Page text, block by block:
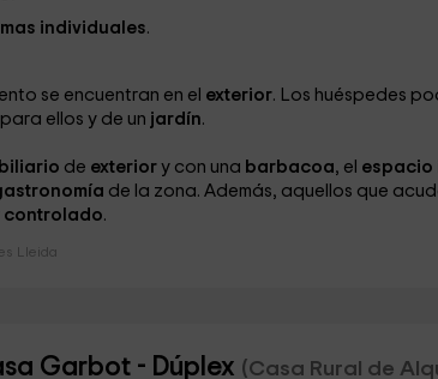
individuales.
se encuentran en el exterior. Los huéspedes
ellos y de un jardín.
de exterior y con una barbacoa, el espacio
de la zona. Además, aquellos que
controlado.
Lleida
Garbot - Dúplex (Casa Rural de